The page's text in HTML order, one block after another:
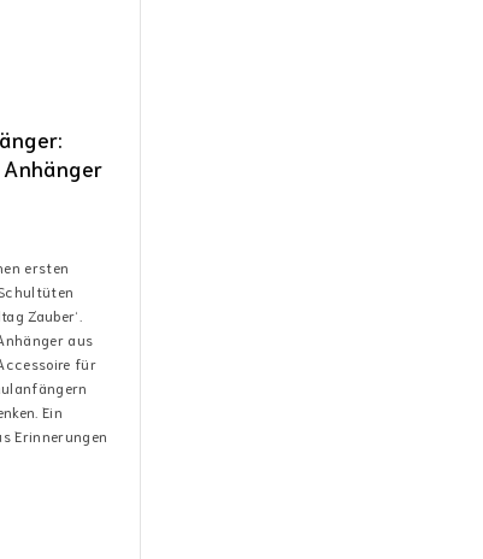
ersten
Zauber‘.
aus
für
Ein
Erinnerungen